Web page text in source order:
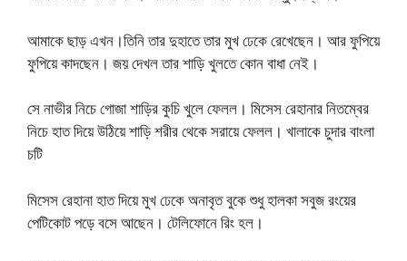
আমাকে ছাড় এখন।তিনি তার দুহাতে তার মুখ ঢেকে রেখেছেন। আর ফুপিয়ে
ফুপিয়ে কাদছেন। জয় দেখল তার শাড়ি খুলতে কোন বাধা নেই।
সে নাভীর নিচে গোজা শাড়ির কুচি খুলে ফেলল। মিসেস রেহানার নিতম্বের
নিচে হাত দিয়ে উঠিয়ে শাড়ি শরীর থেকে সরায়ে ফেলল। খালাকে চুদার বাংলা
চটি
মিসেস রেহানা হাত দিয়ে মুখ ঢেকে অনাবৃত বুকে শুধু হালকা সবুজ রংয়ের
পেটিকোট পড়ে বসে আছেন। টেলিফোনে রিং হল।